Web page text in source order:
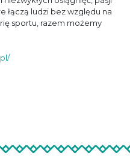
łączą ludzi bez względu na
sportu, razem możemy